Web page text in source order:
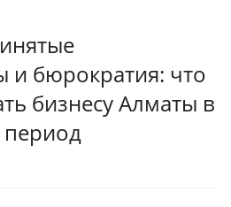
и бюрократия: что
бизнесу Алматы в